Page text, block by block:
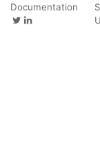
Documentation